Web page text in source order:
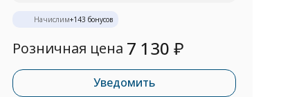
Начислим+143 бонусов
Розничная цена 7 130₽
Уведомить